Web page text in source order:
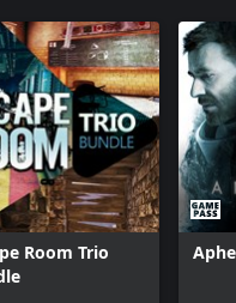
Room Trio